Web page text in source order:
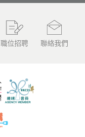
職位招聘 聯絡我們